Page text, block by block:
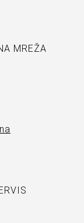
MREŽA